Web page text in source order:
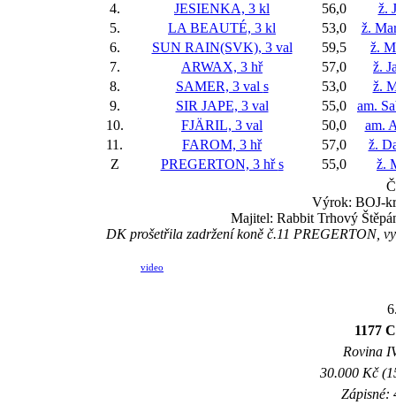
4.
JESIENKA, 3 kl 56,0
ž.
5.
LA BEAUTÉ, 3 kl 53,0
ž.
6.
SUN RAIN(SVK), 3 val 59,5
ž.
7.
ARWAX, 3 hř 57,0
ž.
8.
SAMER, 3 val s 53,0
ž.
9.
SIR JAPE, 3 val 55,0
am.
10.
FJÄRIL, 3 val 50,0
am.
11.
FAROM, 3 hř 57,0
ž.
Z
PREGERTON, 3 hřs 55,0
ž.
Výrok: BOJ-
Majitel: Rabbit Trhový
DK prošetřila zadržení koně č.11 PREGERTON,
video
1177
Rovina
30.000 Kč
Zápisné: